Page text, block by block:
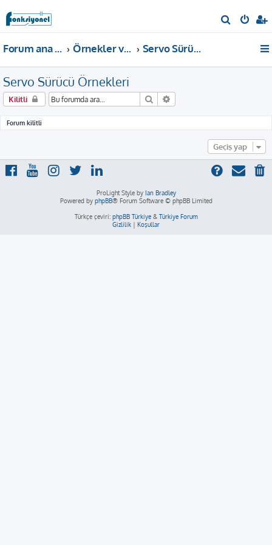
r
Forum ana sayfa Örnekler ve Dokümanlar Servo Sürücü Örnekleri
Servo Sürücü Örnekleri
Kilitli Ara
Forum kilitli
Geçiş yap
ProLight Style by Ian Bradley
Powered by phpBB® Forum Software © phpBB Limited
Türkçe çeviri: phpBB Türkiye& Türkiye Forum
Gizlilik | Koşullar